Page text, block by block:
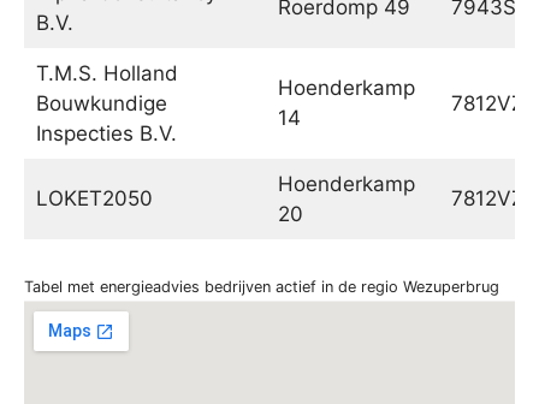
B.V.
Roerdomp 49 7943SN
T.M.S. Holland
Bouwkundige
Inspecties B.V.
Hoenderkamp
14
7812VZ
LOKET2050
Hoenderkamp
20
7812VZ
Tabel met energieadvies bedrijven actief in de regio Wezuperbrug